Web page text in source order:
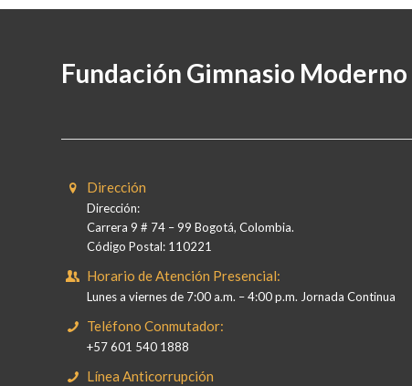
Fundación Gimnasio Moderno
Dirección
Dirección:
Carrera 9 # 74 – 99 Bogotá, Colombia.
Código Postal: 110221
Horario de Atención Presencial:
Lunes a viernes de 7:00 a.m. – 4:00 p.m. Jornada Continua
Teléfono Conmutador:
+57 601 540 1888
Línea Anticorrupción